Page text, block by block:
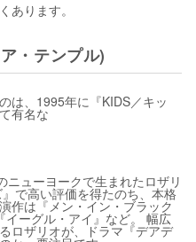
あります。
・テンプル)
は、1995年に『KIDS／キッ
有名な
ューヨークで生まれたロザリ
で高い評価を得たのち、本格
作は『メン・イン・ブラック
ーグル・アイ』など。 幅広
ロザリオが、ドラマ『デアデ